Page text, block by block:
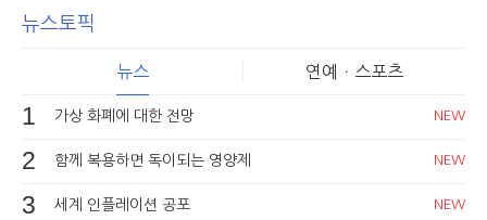
뉴스토픽
뉴스 연예ㆍ스포츠
1 가상 화폐에 대한 전망 NEW
2 함께 복용하면 독이되는 영양제 NEW
3 세계 인플레이션 공포 NEW